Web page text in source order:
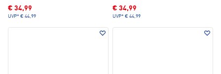
€ 34,99
UVP* € 44,99
€ 34,99
UVP* € 44,99